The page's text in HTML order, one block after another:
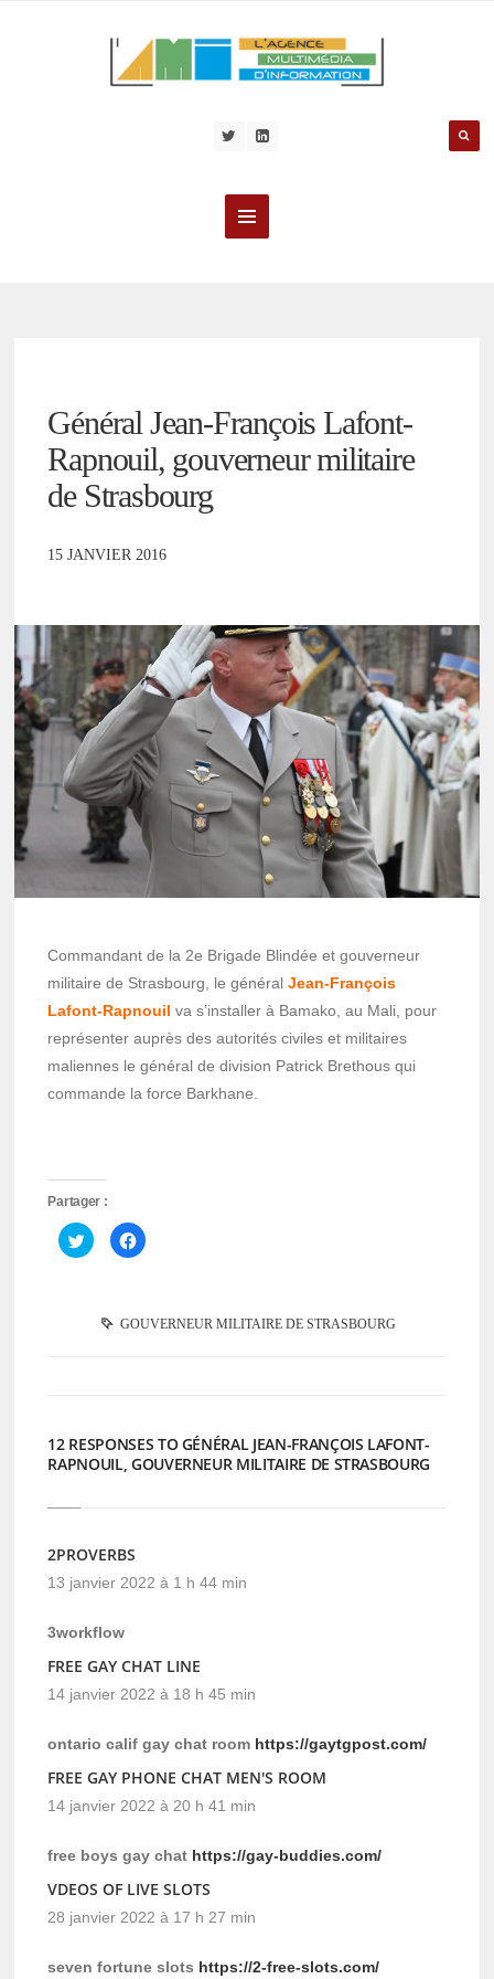
Général Jean-François Lafont-
Rapnouil, gouverneur militaire
de Strasbourg
15 JANVIER 2016
Commandant de la 2e Brigade Blindée et gouverneur
militaire de Strasbourg, le généralJean-François
Lafont-Rapnouil va s’installer à Bamako, au Mali, pour
représenter auprès des autorités civiles et militaires
maliennes le général de division Patrick Brethous qui
commande la force Barkhane.
Partager :
Cliquez
pour
partager
une
nouvelle
Cliquez
pour
une
nouvelle
GOUVERNEUR MILITAIRE DE STRASBOURG
12 RESPONSES TO GÉNÉRAL JEAN-FRANÇOIS LAFONT-
RAPNOUIL, GOUVERNEUR MILITAIRE DE STRASBOURG
2PROVERBS
13 janvier 2022 à 1 h 44 min
3workflow
FREE GAY CHAT LINE
14 janvier 2022 à 18 h 45 min
ontario calif gay chat room https://gaytgpost.com/
FREE GAY PHONE CHAT MEN'S ROOM
14 janvier 2022 à 20 h 41 min
free boys gay chat https://gay-buddies.com/
VDEOS OF LIVE SLOTS
28 janvier 2022 à 17 h 27 min
seven fortune slots https://2-free-slots.com/